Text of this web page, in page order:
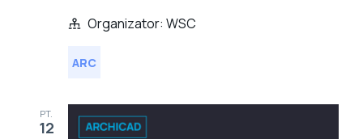
Organizator: WSC
ARC
PT.
12